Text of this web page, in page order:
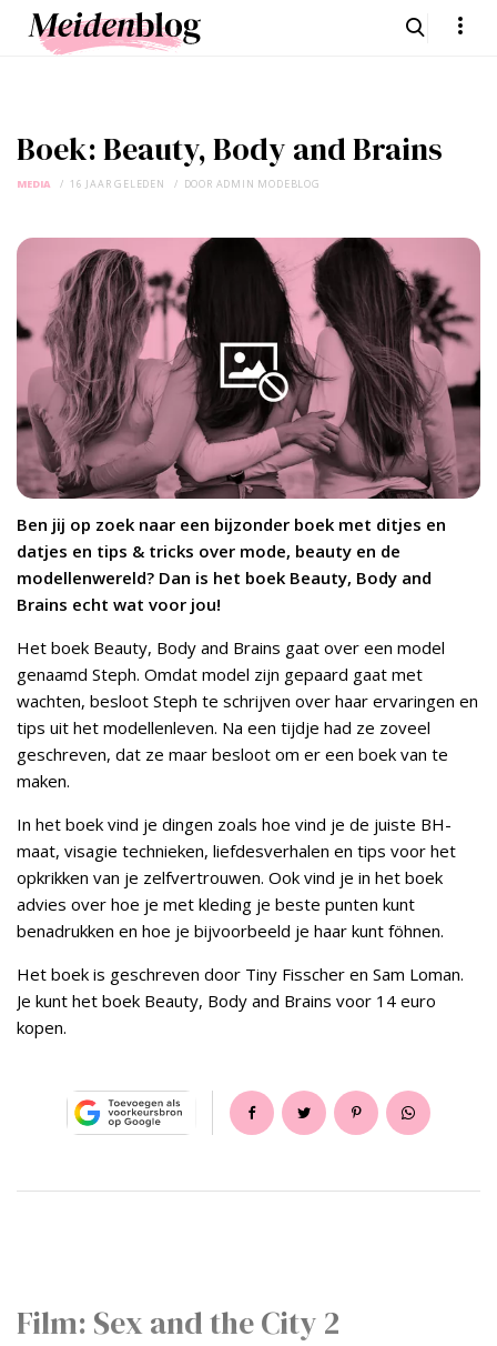
Boek: Beauty, Body and Brains
MEDIA 16 JAAR GELEDEN DOOR ADMIN MODEBLOG
Ben jij op zoek naar een bijzonder boek met ditjes en
datjes en tips & tricks over mode, beauty en de
modellenwereld? Dan is het boek Beauty, Body and
Brains echt wat voor jou!
Het boek Beauty, Body and Brains gaat over een model
genaamd Steph. Omdat model zijn gepaard gaat met
wachten, besloot Steph te schrijven over haar ervaringen en
tips uit het modellenleven. Na een tijdje had ze zoveel
geschreven, dat ze maar besloot om er een boek van te
maken.
In het boek vind je dingen zoals hoe vind je de juiste BH-
maat, visagie technieken, liefdesverhalen en tips voor het
opkrikken van je zelfvertrouwen. Ook vind je in het boek
advies over hoe je met kleding je beste punten kunt
benadrukken en hoe je bijvoorbeeld je haar kunt föhnen.
Het boek is geschreven door Tiny Fisscher en Sam Loman.
Je kunt het boek Beauty, Body and Brains voor 14 euro
kopen.
Film: Sex and the City 2